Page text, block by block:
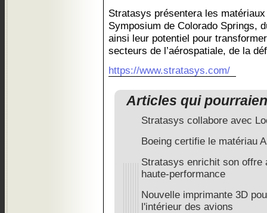
Stratasys présentera les
Symposium de Colorado Springs,
ainsi leur potentiel pour
secteurs de l’aérospatiale, de la
https://www.stratasys.com/
Articles qui
Stratasys collabore avec
Boeing certifie le matériau
Stratasys enrichit son offre
haute-performance
Nouvelle imprimante 3D
l'intérieur des avions